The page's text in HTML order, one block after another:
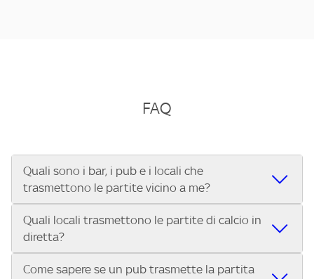
FAQ
Quali sono i bar, i pub e i locali che
trasmettono le partite vicino a me?
Se cerchi un bar, pub, ristorante o locale vicino a te per
vedere le partite di Serie A ENILIVE, la Serie C Sky Wifi, la
UEFA Champions League, la UEFA Europa League, la UEFA
Conference League, il Tennis, la Formula 1®, la MotoGP™ e
Quali locali trasmettono le partite di calcio in
diretta?
Vuoi sapere quali bar, pub o ristoranti mostrano le partite
Come sapere se un pub trasmette la partita